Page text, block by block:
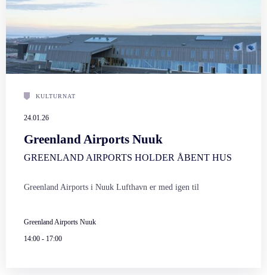
KULTURNAT
24.01.26
Greenland Airports Nuuk
GREENLAND AIRPORTS HOLDER ÅBENT HUS
Greenland Airports i Nuuk Lufthavn er med igen til
Greenland Airports Nuuk
14:00 - 17:00